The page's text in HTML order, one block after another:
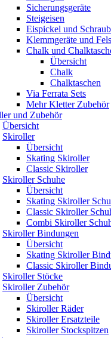
Sicherungsgeräte
Steigeisen
Eispickel und
Klemmgeräte und
Chalk und
Übersicht
Chalk
Chalktaschen
Via Ferrata Sets
Mehr Kletter Zubehör
und Zubehör
Übersicht
Skiroller
Übersicht
Skating Skiroller
Classic Skiroller
Skiroller Schuhe
Übersicht
Skating Skiroller
Classic Skiroller
Combi Skiroller
Skiroller Bindungen
Übersicht
Skating Skiroller
Classic Skiroller
Skiroller Stöcke
Skiroller Zubehör
Übersicht
Skiroller Räder
Skiroller Ersatzteile
Skiroller Stockspitzen